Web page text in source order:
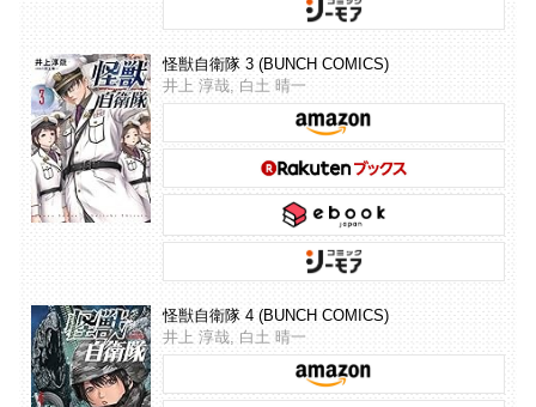
怪獣自衛隊 3 (BUNCH COMICS)
井上 淳哉, 白土 晴一
怪獣自衛隊 4 (BUNCH COMICS)
井上 淳哉, 白土 晴一